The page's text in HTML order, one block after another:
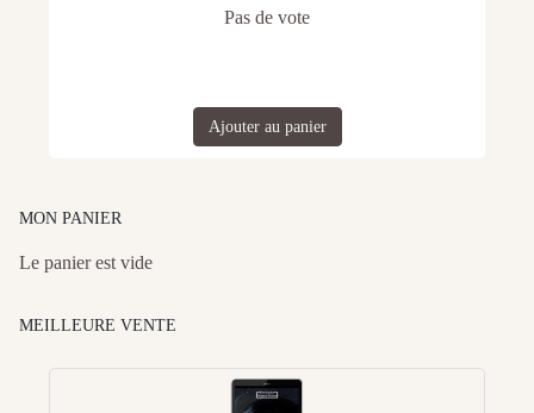
Pas de vote
Ajouter au panier
MON PANIER
Le panier est vide
MEILLEURE VENTE